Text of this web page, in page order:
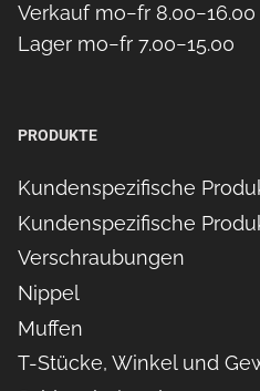
Verkauf mo−fr 8.00−16.00
Lager mo−fr 7.00−15.00
PRODUKTE
Kundenspezifische
Kundenspezifische
Verschraubungen
Nippel
Muffen
T-Stücke, Winkel und